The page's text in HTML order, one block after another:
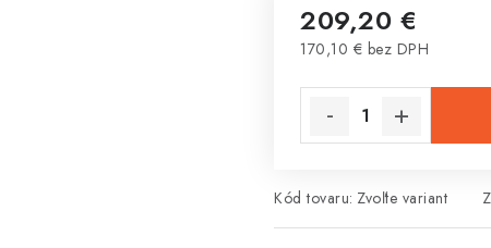
209,20 €
170,10 € bez DPH
Kód tovaru: Zvoľte variant